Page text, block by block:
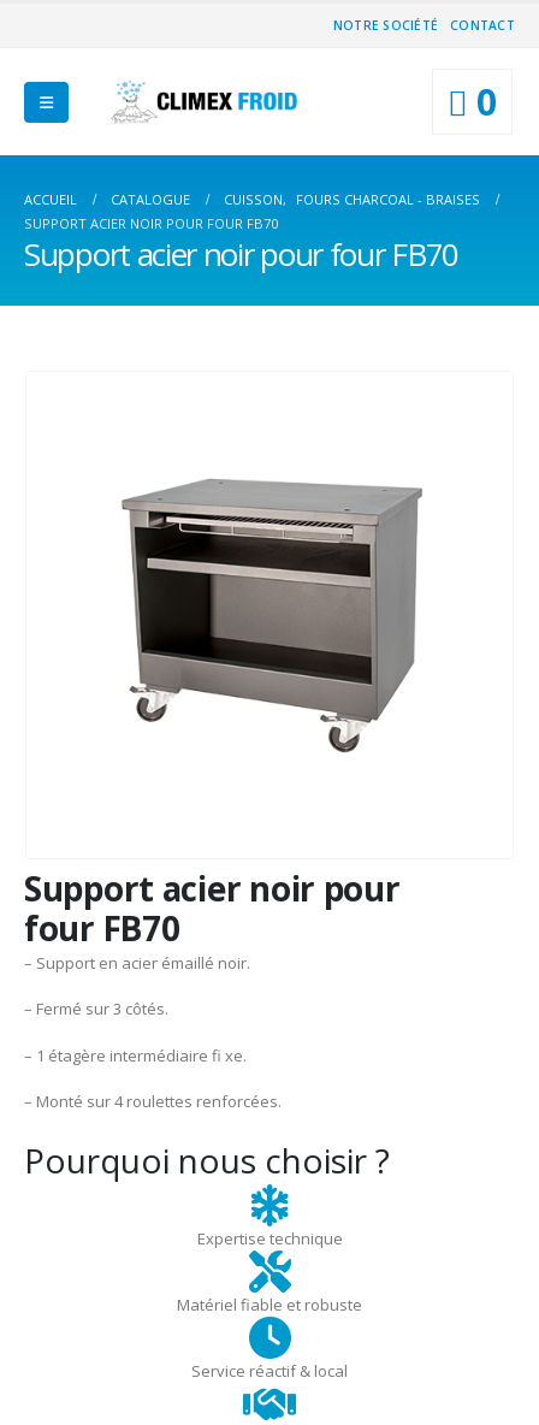
NOTRE SOCIÉTÉ CONTACT
0
ACCUEIL CATALOGUE CUISSON,
FOURS CHARCOAL - BRAISES
SUPPORT ACIER NOIR POUR FOUR FB70
Support acier noir pour four FB70
Support acier noir pour
four FB70
– Support en acier émaillé noir.
– Fermé sur 3 côtés.
– 1 étagère intermédiaire fi xe.
– Monté sur 4 roulettes renforcées.
Pourquoi nous choisir ?
Expertise technique
Matériel fiable et robuste
Service réactif & local